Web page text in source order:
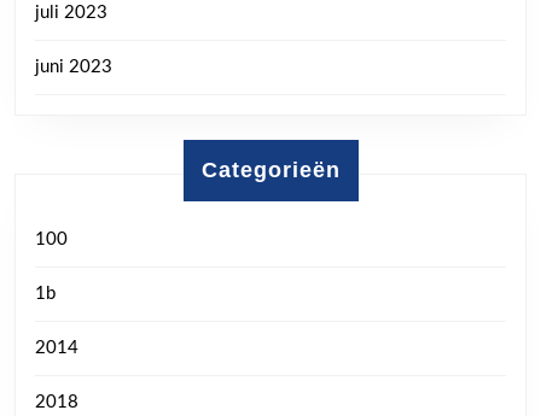
juli 2023
juni 2023
Categorieën
100
1b
2014
2018